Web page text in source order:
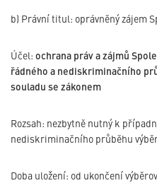
b) Právní titul: oprávněný zájem
Účel: ochrana práv a zájmů
řádného a nediskriminačního
souladu se zákonem
Rozsah: nezbytně nutný k
nediskriminačního průběhu
Doba uložení: od ukončení